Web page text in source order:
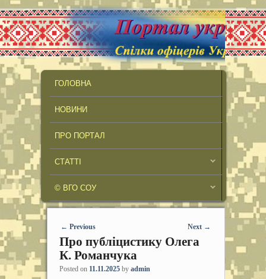
SKIP TO PRIMARY CONTENT
SKIP TO SECONDARY CONTENT
ГОЛОВНА
НОВИНИ
ПРО ПОРТАЛ
СТАТТІ
© ВГО СОУ
Post navigation
← Previous Next →
Про публіцистику Олега
К. Романчука
Posted on 11.11.2025 by admin